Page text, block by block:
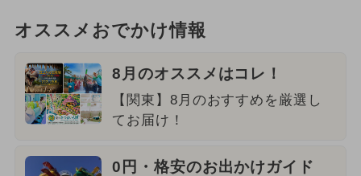
オススメおでかけ情報
8月のオススメはコレ！
【関東】8月のおすすめを厳選し
てお届け！
0円・格安のお出かけガイド